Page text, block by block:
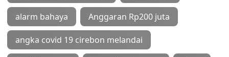
alarm bahaya Anggaran Rp200 juta
angka covid 19 cirebon melandai